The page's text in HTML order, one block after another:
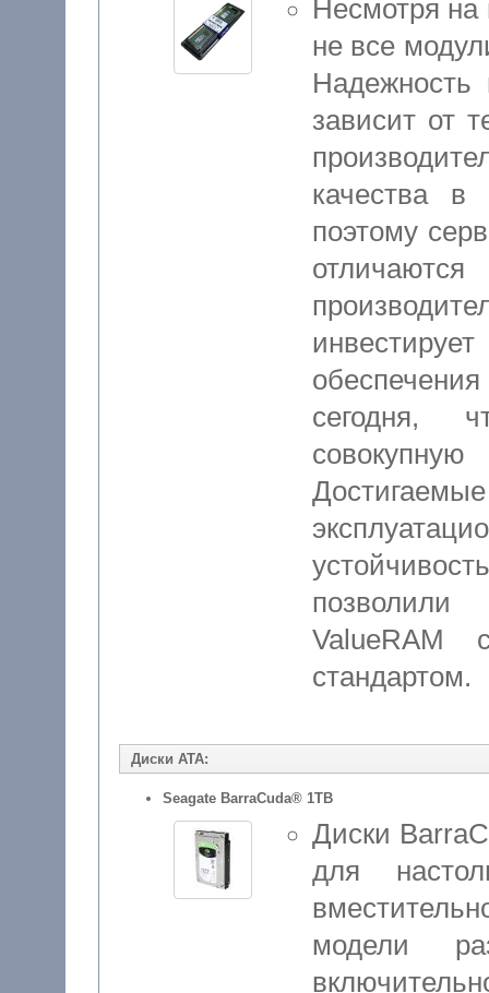
Несмотря на
не все
Надежность
зависит от
качества в
поэтому
сегодня,
ValueRAM
стандартом.
Диски ATA:
Seagate BarraCuda® 1TB
Диски
для
модели